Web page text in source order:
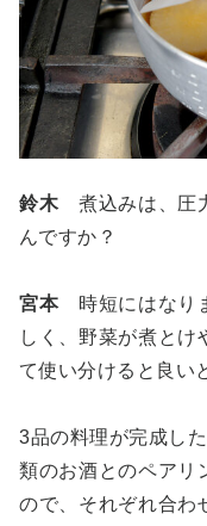
鈴木煮込みは、圧
んですか？
宮本時短にはなり
しく、野菜が煮とけ
て使い分けると良い
3品の料理が完成し
類のお酒とのペアリ
ので、それぞれ合わ